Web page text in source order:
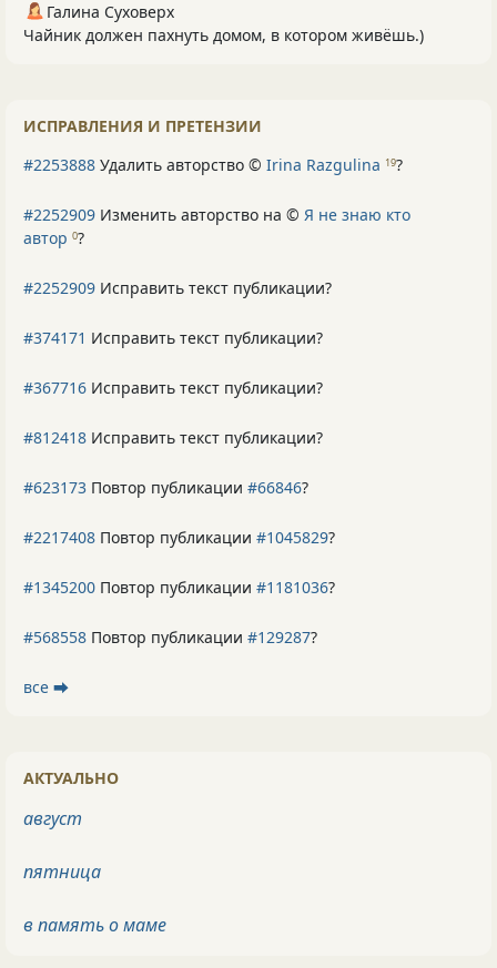
Галина Суховерх
Чайник должен пахнуть домом, в котором живёшь.)
ИСПРАВЛЕНИЯ И ПРЕТЕНЗИИ
#2253888 Удалить авторство © Irina Razgulina 19?
#2252909 Изменить авторство на © Я не знаю кто
автор 0?
#2252909 Исправить текст публикации?
#374171 Исправить текст публикации?
#367716 Исправить текст публикации?
#812418 Исправить текст публикации?
#623173 Повтор публикации #66846?
#2217408 Повтор публикации #1045829?
#1345200 Повтор публикации #1181036?
#568558 Повтор публикации #129287?
все ⮕
АКТУАЛЬНО
август
пятница
в память о маме